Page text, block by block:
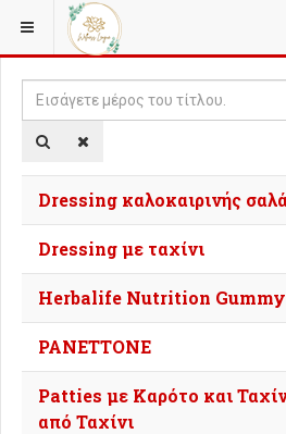
ΒΡΊΣΚΕΣΤΕ ΕΔΏ:
Εισάγετε
μέρος
του
Dressing καλοκαιρινής
Dressing με ταχίνι
Herbalife Nutrition
PANETTONE
Patties με Καρότο και
από Ταχίνι